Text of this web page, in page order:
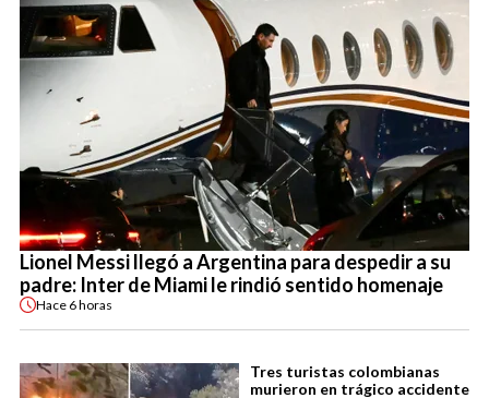
Lionel Messi llegó a Argentina para despedir a su
padre: Inter de Miami le rindió sentido homenaje
Hace 6 horas
Tres turistas colombianas
murieron en trágico accidente